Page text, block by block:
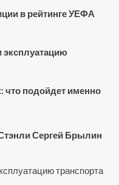
в рейтинге УЕФА
эксплуатацию
что подойдет именно
Сергей Брылин
транспорта